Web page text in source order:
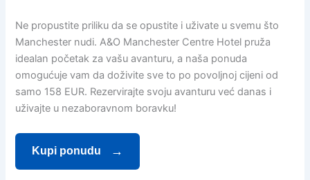
Ne propustite priliku da se opustite i uživate u svemu što
Manchester nudi. A&O Manchester Centre Hotel pruža
idealan početak za vašu avanturu, a naša ponuda
omogućuje vam da doživite sve to po povoljnoj cijeni od
samo 158 EUR. Rezervirajte svoju avanturu već danas i
uživajte u nezaboravnom boravku!
Kupi ponudu